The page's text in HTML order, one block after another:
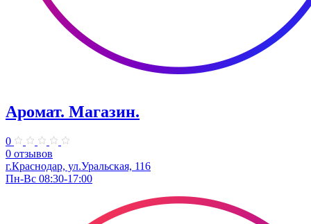
Аромат. Магазин.
0
0 отзывов
г.Краснодар, ул.Уральская, 116
Пн-Вс 08:30-17:00